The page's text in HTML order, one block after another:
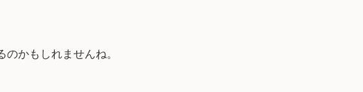
かもしれませんね。